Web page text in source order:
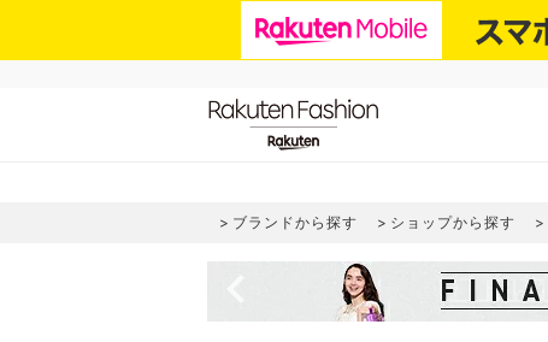
ブランドから探す ショップから探す